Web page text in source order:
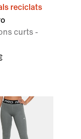
reciclats
curts -